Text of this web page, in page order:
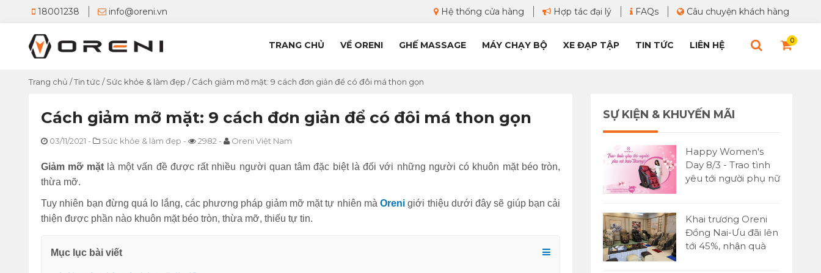
18001238 info@oreni.vn Hệ thống cửa hàng Hợp tác đại lý FAQs Câu chuyện khách hàng
0
TRANG CHỦ VỀ ORENI GHẾ MASSAGE MÁY CHẠY BỘ XE ĐẠP TẬP TIN TỨC LIÊN HỆ
Trang chủ /Tin tức /Sức khỏe & làm đẹp /Cách giảm mỡ mặt: 9 cách đơn giản để có đôi má thon gọn
Cách giảm mỡ mặt: 9 cách đơn giản để có đôi má thon gọn
03/11/2021 - Sức khỏe & làm đẹp - 2982 - Oreni Việt Nam
Giảm mỡ mặtlà một vấn đề được rất nhiều người quan tâm đặc biệt là đối với những người có khuôn mặt béo tròn,
thừa mỡ.
Tuy nhiên bạn đừng quá lo lắng, các phương pháp giảm mỡ mặt tự nhiên mà Oreni giới thiệu dưới đây sẽ giúp bạn cải
thiện được phần nào khuôn mặt béo tròn, thừa mỡ, thiếu tự tin.
Mục lục bài viết
SỰ KIỆN & KHUYẾN MÃI
Happy Women's
Day 8/3 - Trao tình
yêu tới người phụ nữ
Khai trương Oreni
Đồng Nai-Ưu đãi lên
tới 45%, nhận quà